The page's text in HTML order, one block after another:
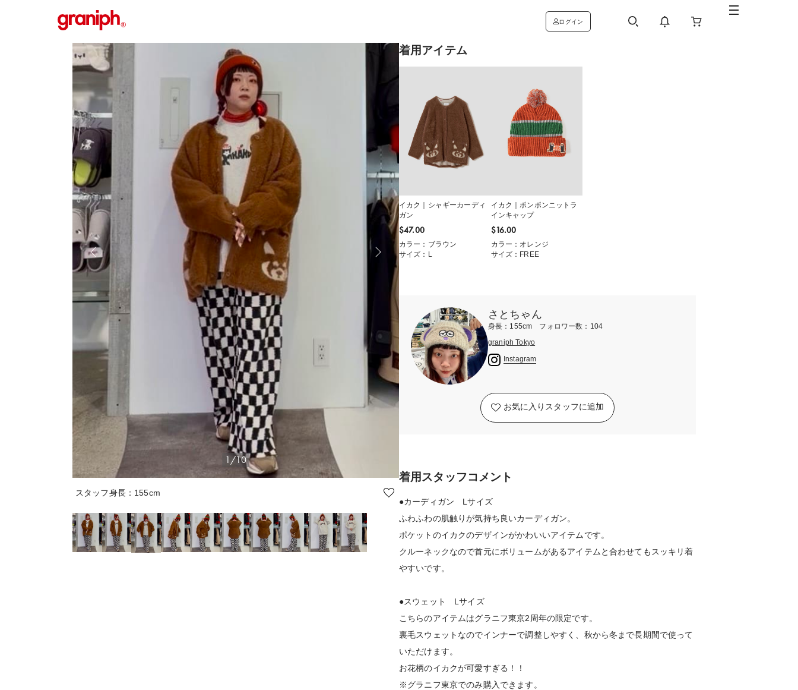
ログイン
1/10
スタッフ身長：155cm
着用アイテム
イカク｜シャギーカーディ
ガン
$‌47.00
カラー：ブラウン
サイズ：L
イカク｜ポンポンニットラ
インキャップ
$‌16.00
カラー：オレンジ
サイズ：FREE
さとちゃん
身長：155cm フォロワー数：104
graniph Tokyo
Instagram
お気に入りスタッフに追加
着用スタッフコメント
●カーディガン Lサイズ
ふわふわの肌触りが気持ち良いカーディガン。
ポケットのイカクのデザインがかわいいアイテムです。
クルーネックなので首元にボリュームがあるアイテムと合わせてもスッキリ着
やすいです。
●スウェット Lサイズ
こちらのアイテムはグラニフ東京2周年の限定です。
裏毛スウェットなのでインナーで調整しやすく、秋から冬まで長期間で使って
いただけます。
お花柄のイカクが可愛すぎる！！
※グラニフ東京でのみ購入できます。